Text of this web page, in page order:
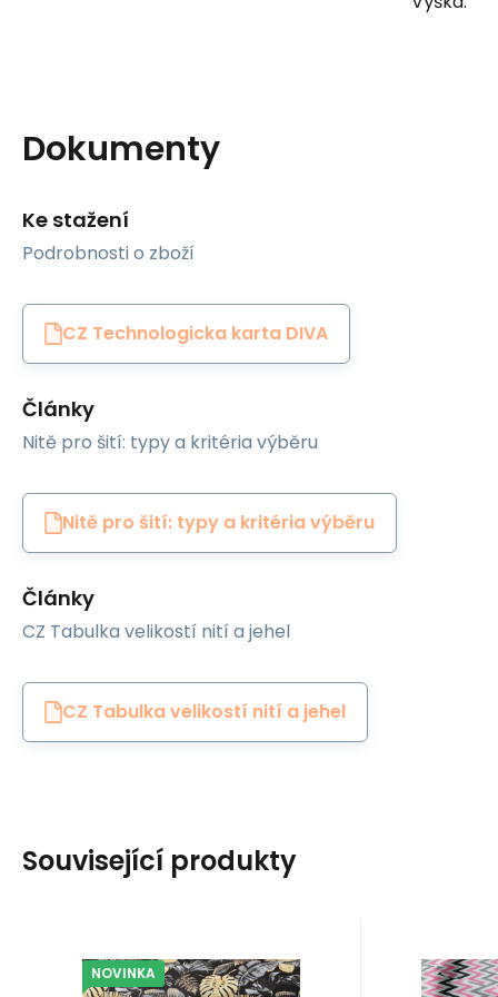
Dokumenty
Ke stažení
Podrobnosti o zboží
CZ Technologicka karta DIVA
Články
Nitě pro šití: typy a kritéria výběru
Nitě pro šití: typy a kritéria výběru
Články
CZ Tabulka velikostí nití a jehel
CZ Tabulka velikostí nití a jehel
Související produkty
NOVINKA
Modernatex
Kód:FLOWERSKA-238
EAN:8595721053548
100%
Skladem 1.8 m EAN: